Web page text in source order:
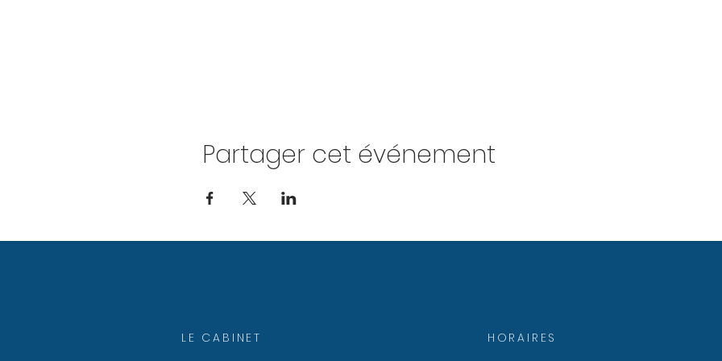
Partager cet événement
LE CABINET HORAIRES